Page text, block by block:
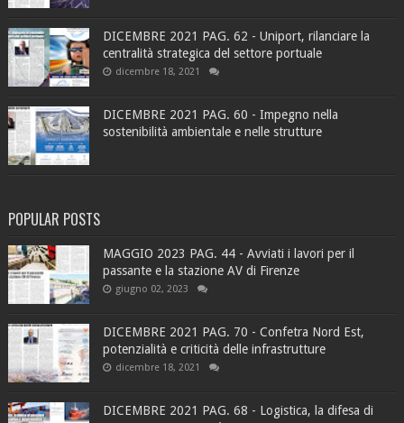
DICEMBRE 2021 PAG. 62 - Uniport, rilanciare la
centralità strategica del settore portuale
dicembre 18, 2021
DICEMBRE 2021 PAG. 60 - Impegno nella
sostenibilità ambientale e nelle strutture
POPULAR POSTS
MAGGIO 2023 PAG. 44 - Avviati i lavori per il
passante e la stazione AV di Firenze
giugno 02, 2023
DICEMBRE 2021 PAG. 70 - Confetra Nord Est,
potenzialità e criticità delle infrastrutture
dicembre 18, 2021
DICEMBRE 2021 PAG. 68 - Logistica, la difesa di